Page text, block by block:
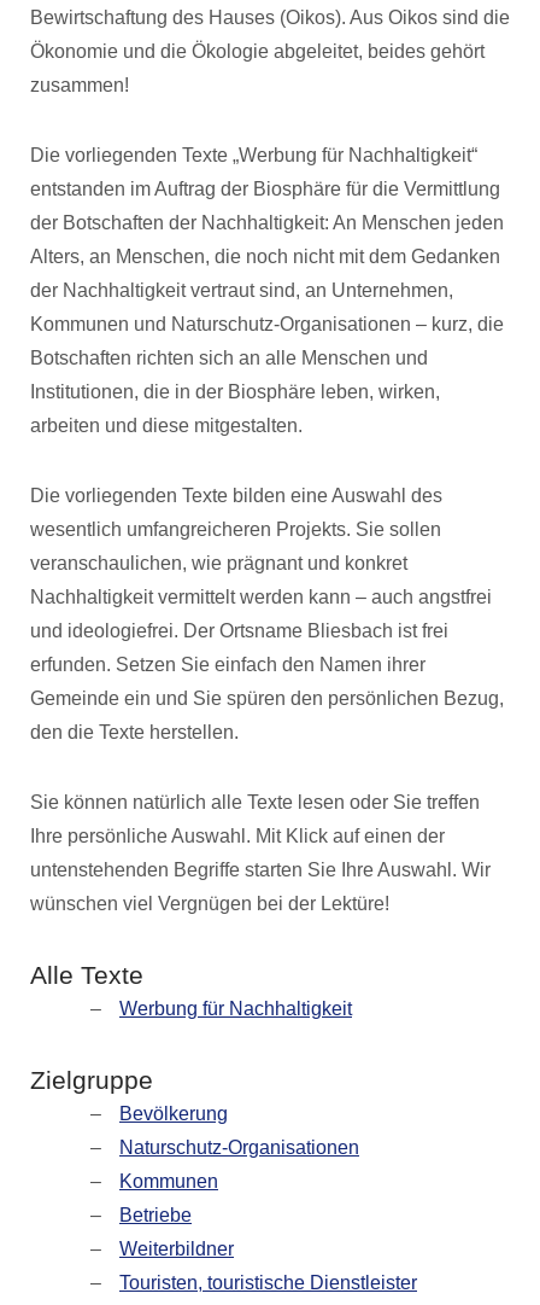
Bewirtschaftung des Hauses (Oikos). Aus Oikos sind die
Ökonomie und die Ökologie abgeleitet, beides gehört
zusammen!
Die vorliegenden Texte „Werbung für Nachhaltigkeit“
entstanden im Auftrag der Biosphäre für die Vermittlung
der Botschaften der Nachhaltigkeit: An Menschen jeden
Alters, an Menschen, die noch nicht mit dem Gedanken
der Nachhaltigkeit vertraut sind, an Unternehmen,
Kommunen und Naturschutz-Organisationen – kurz, die
Botschaften richten sich an alle Menschen und
Institutionen, die in der Biosphäre leben, wirken,
arbeiten und diese mitgestalten.
Die vorliegenden Texte bilden eine Auswahl des
wesentlich umfangreicheren Projekts. Sie sollen
veranschaulichen, wie prägnant und konkret
Nachhaltigkeit vermittelt werden kann – auch angstfrei
und ideologiefrei. Der Ortsname Bliesbach ist frei
erfunden. Setzen Sie einfach den Namen ihrer
Gemeinde ein und Sie spüren den persönlichen Bezug,
den die Texte herstellen.
Sie können natürlich alle Texte lesen oder Sie treffen
Ihre persönliche Auswahl. Mit Klick auf einen der
untenstehenden Begriffe starten Sie Ihre Auswahl. Wir
wünschen viel Vergnügen bei der Lektüre!
Alle Texte
Werbung für Nachhaltigkeit
Zielgruppe
Bevölkerung
Naturschutz-Organisationen
Kommunen
Betriebe
Weiterbildner
Touristen, touristische Dienstleister